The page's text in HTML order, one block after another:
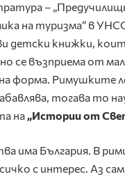
–
на туризма“ в
детски книжки,
се възприема от
форма. Римушките
тогава то
на „Истории от
има България. В
с интерес. Аз